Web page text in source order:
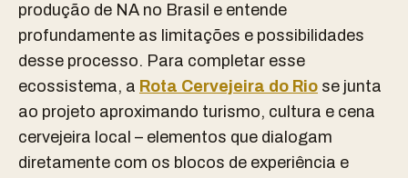
produção de NA no Brasil e entende
profundamente as limitações e possibilidades
desse processo. Para completar esse
ecossistema, a Rota Cervejeira do Rio se junta
ao projeto aproximando turismo, cultura e cena
cervejeira local – elementos que dialogam
diretamente com os blocos de experiência e